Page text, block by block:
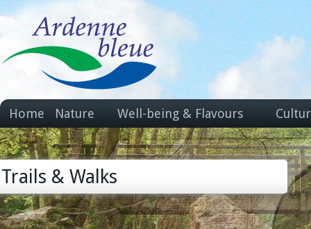
Home Nature Well-being & Flavours
Trails & Walks